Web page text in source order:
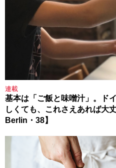
連載
基本は「ご飯と味噌汁」。ド
しくても、これさえあれば大
Berlin・38】